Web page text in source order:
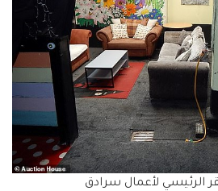
الرئيسي لأعمال سرادق